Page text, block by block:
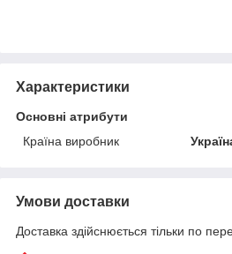
Характеристики
Основні атрибути
Країна виробник
Умови доставки
Доставка здійснюється тільки по